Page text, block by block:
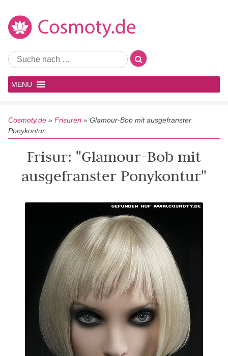
MENU
Cosmoty.de » Frisuren » Glamour-Bob mit ausgefranster
Ponykontur
Frisur: "Glamour-Bob mit
ausgefranster Ponykontur"